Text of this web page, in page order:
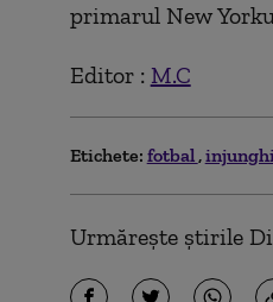
primarul New
Editor : M.C
Etichete: fotbal
Urmărește știrile